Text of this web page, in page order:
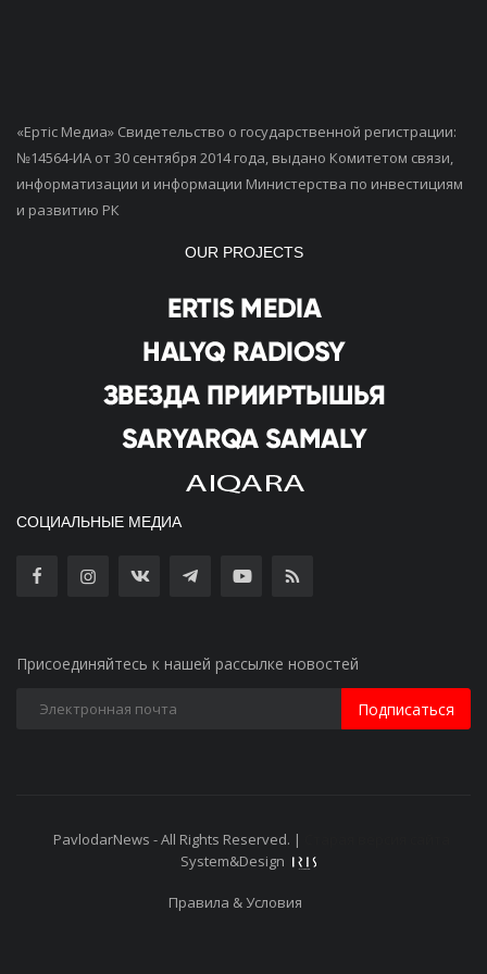
«Ертiс Медиа» Свидетельство о государственной регистрации:
№14564-ИА от 30 сентября 2014 года, выдано Комитетом связи,
информатизации и информации Министерства по инвестициям
и развитию РК
OUR PROJECTS
СОЦИАЛЬНЫЕ МЕДИА
Присоединяйтесь к нашей рассылке новостей
Подписаться
PavlodarNews - All Rights Reserved. |
System&Design
Правила & Условия